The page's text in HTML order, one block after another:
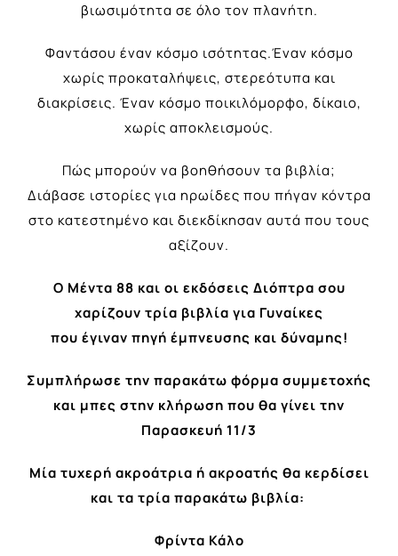
βιωσιμότητα σε όλο τον πλανήτη.
Φαντάσου έναν κόσμο ισότητας.Έναν κόσμο
χωρίς προκαταλήψεις, στερεότυπα και
διακρίσεις. Έναν κόσμο ποικιλόμορφο, δίκαιο,
χωρίς αποκλεισμούς.
Πώς μπορούν να βοηθήσουν τα βιβλία;
Διάβασε ιστορίες για ηρωίδες που πήγαν κόντρα
στο κατεστημένο και διεκδίκησαν αυτά που τους
αξίζουν.
Ο Μέντα 88 και οι εκδόσεις Διόπτρα σου
χαρίζουν τρία βιβλία για Γυναίκες
που έγιναν πηγή έμπνευσης και δύναμης!
Συμπλήρωσε την παρακάτω φόρμα συμμετοχής
και μπες στην κλήρωση που θα γίνει την
Παρασκευή 11/3
Μία τυχερή ακροάτρια ή ακροατής θα κερδίσει
και τα τρία παρακάτω βιβλία:
Φρίντα Κάλο